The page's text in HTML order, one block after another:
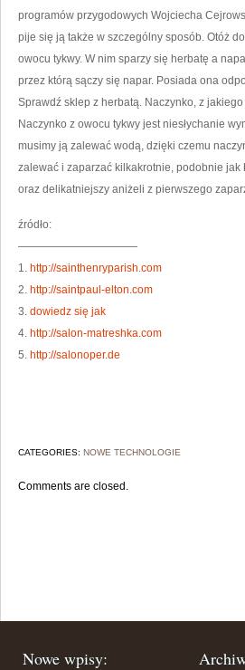
programów przygodowych Wojciecha
pije się ją także w szczególny sposób. Otóż
owocu tykwy. W nim sparzy się herbatę a
przez którą sączy się napar. Posiada ona
Sprawdź sklep z herbatą. Naczynko, z
Naczynko z owocu tykwy jest niesłychanie
musimy ją zalewać wodą, dzięki czemu
zalewać i zaparzać kilkakrotnie, podobnie
oraz delikatniejszy aniżeli z pierwszego
źródło:
———————————
1. http://sainthenryparish.com
2. http://saintpaul-elton.com
3. dowiedz się jak
4. http://salon-matreshka.com
5. http://salonoper.de
CATEGORIES: NOWE TECHNOLOGIE
Comments are closed.
Nowe wpisy: